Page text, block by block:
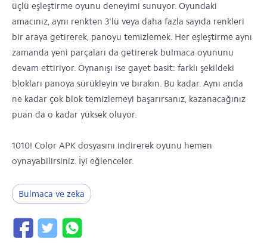
üçlü eşleştirme oyunu deneyimi sunuyor. Oyundaki
amacınız, aynı renkten 3'lü veya daha fazla sayıda renkleri
bir araya getirerek, panoyu temizlemek. Her eşleştirme aynı
zamanda yeni parçaları da getirerek bulmaca oyununu
devam ettiriyor. Oynanışı ise gayet basit: farklı şekildeki
blokları panoya sürükleyin ve bırakın. Bu kadar. Aynı anda
ne kadar çok blok temizlemeyi başarırsanız, kazanacağınız
puan da o kadar yüksek oluyor.
1010! Color APK dosyasını indirerek oyunu hemen
oynayabilirsiniz. İyi eğlenceler.
Bulmaca ve zeka